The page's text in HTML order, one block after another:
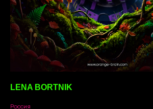
LENA BORTNIK
Россия